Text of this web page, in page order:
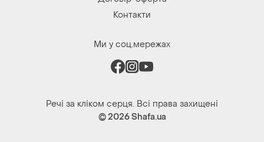
Речі за кліком серця. Всі права захищені